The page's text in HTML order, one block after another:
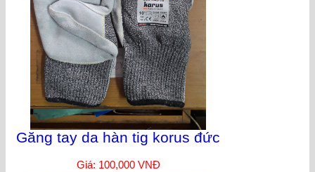
Găng tay da hàn tig korus đức
Giá: 100,000 VNĐ